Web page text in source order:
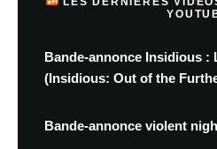
Bande-annonce Insidious
(Insidious: Out of the
Bande-annonce violent